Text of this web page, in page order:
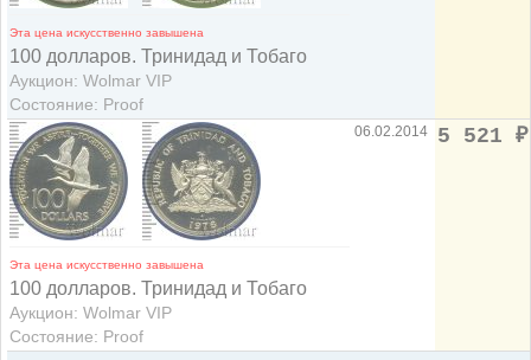
Эта цена искусственно завышена
100 долларов. Тринидад и Тобаго
Аукцион: Wolmar VIP
Состояние: Proof
Эта цена искусственно завышена
100 долларов. Тринидад и Тобаго
Аукцион: Wolmar VIP
Состояние: Proof
06.02.2014 5 521 ₽